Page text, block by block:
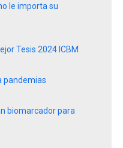
le importa su
Tesis 2024 ICBM
pandemias
biomarcador para